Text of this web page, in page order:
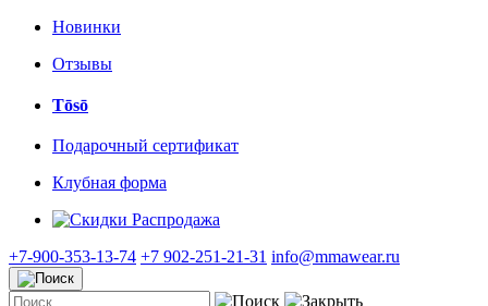
Новинки
Отзывы
Tōsō
Подарочный сертификат
Клубная форма
Распродажа
+7-900-353-13-74 +7 902-251-21-31 info@mmawear.ru